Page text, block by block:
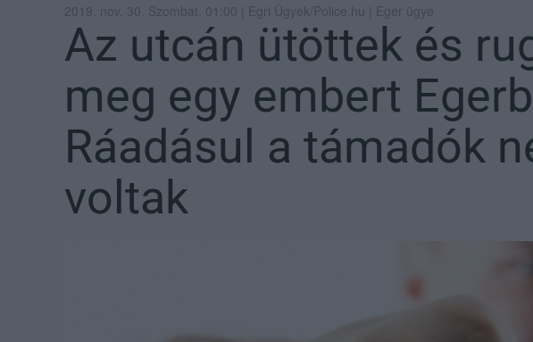
2019. nov. 30. Szombat, 01:00 | Egri Ügyek/Police.hu | Eger ügye
Az utcán ütöttek és
meg egy embert
Ráadásul a támadók
voltak